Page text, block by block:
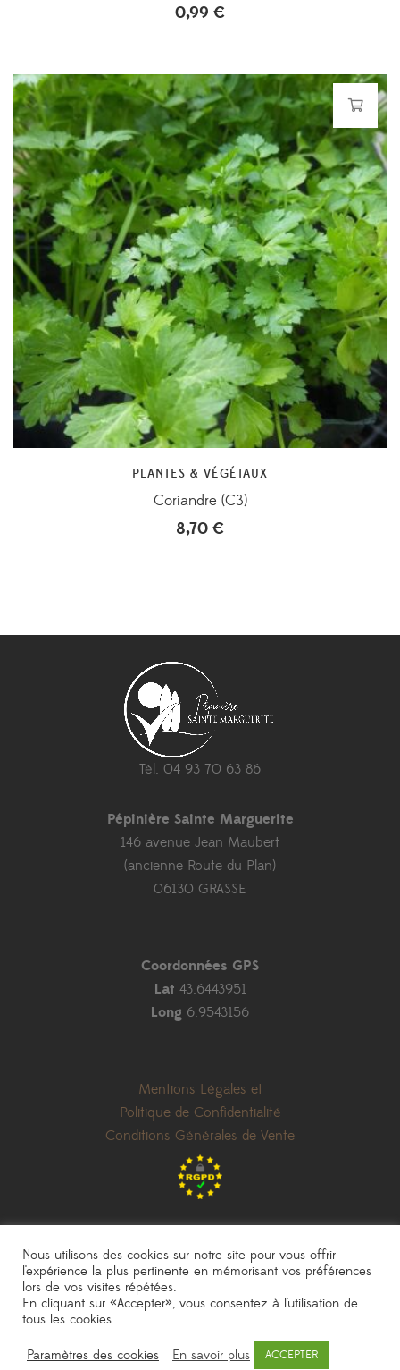
0,99 €
PLANTES & VÉGÉTAUX
Coriandre (C3)
8,70 €
Tél. 04 93 70 63 86
Pépinière Sainte Marguerite
146 avenue Jean Maubert
(ancienne Route du Plan)
06130 GRASSE
Coordonnées GPS
Lat 43.6443951
Long 6.9543156
Mentions Légales et
Politique de Confidentialité
Conditions Générales de Vente
les prix indiqués sont donnés à titre indicatif et peuvent être modifiés sans
une réalisationAKN Studio
© 2020
Nous utilisons des cookies sur notre site pour vous offrir
l'expérience la plus pertinente en mémorisant vos préférences
lors de vos visites répétées.
En cliquant sur «Accepter», vous consentez à l'utilisation de
tous les cookies.
Paramètres des cookies En savoir plus ACCEPTER